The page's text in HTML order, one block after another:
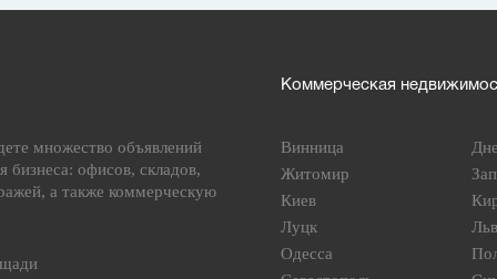
множество объявлений
бизнеса: офисов, складов,
а также коммерческую
Коммерческая
Винница
Житомир
Киев
Луцк
Одесса